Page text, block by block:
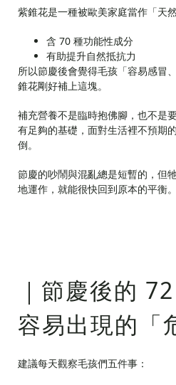
紫錐花是一種被歐美家庭當作「天
含 70 種功能性成分
有助提升自然抵抗力
所以節慶後會覺得毛孩「容易感冒
錐花剛好補上這塊。
補充營養不是臨時抱佛腳，也不是
有足夠的基礎，面對生活裡不預期
倒。
節慶的吵鬧與混亂總是短暫的，但
地運作，就能很快回到原本的平衡。
｜節慶後的
容易出現的「
建議每天觀察毛孩們五件事：